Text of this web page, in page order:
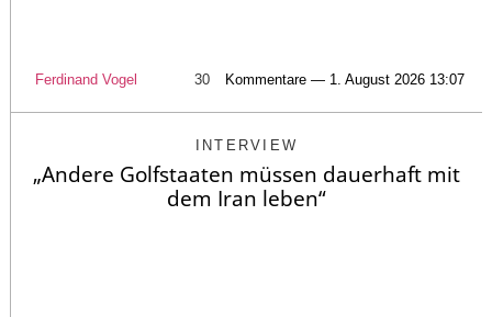
Ferdinand Vogel 30 Kommentare — 1. August 2026 13:07
INTERVIEW
„Andere Golfstaaten müssen dauerhaft mit
dem Iran leben“